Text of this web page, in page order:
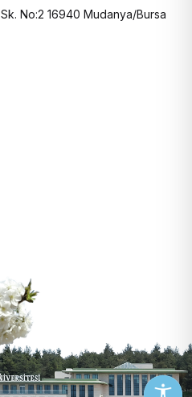
No:2 16940 Mudanya/Bursa